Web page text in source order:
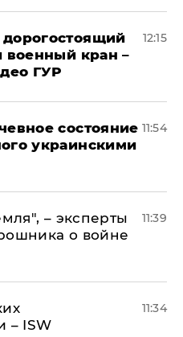
кран –
ГУР
12:15
состояние
украинскими
11:54
– эксперты
о войне
11:39
– ISW
11:34